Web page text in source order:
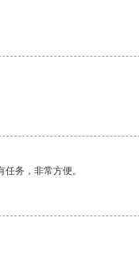
务，非常方便。